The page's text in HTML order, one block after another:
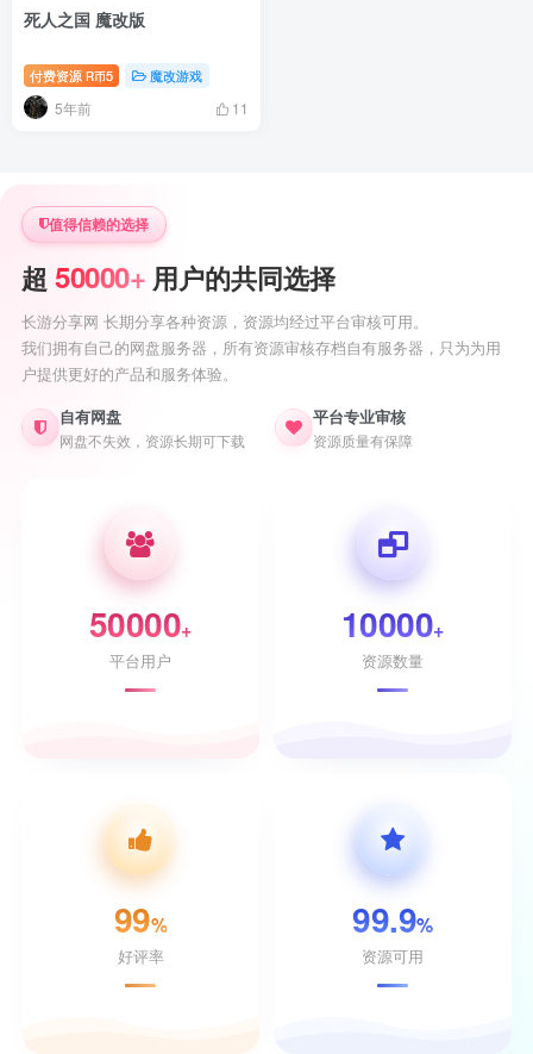
死人之国 魔改版
付费资源 R币5 魔改游戏
5年前 11
值得信赖的选择
超50000+ 用户的共同选择
长游分享网 长期分享各种资源，资源均经过平台审核可用。
我们拥有自己的网盘服务器，所有资源审核存档自有服务器，只为为用
户提供更好的产品和服务体验。
自有网盘
网盘不失效，资源长期可下载
平台专业审核
资源质量有保障
50000+
平台用户
10000+
资源数量
99%
好评率
99.9%
资源可用